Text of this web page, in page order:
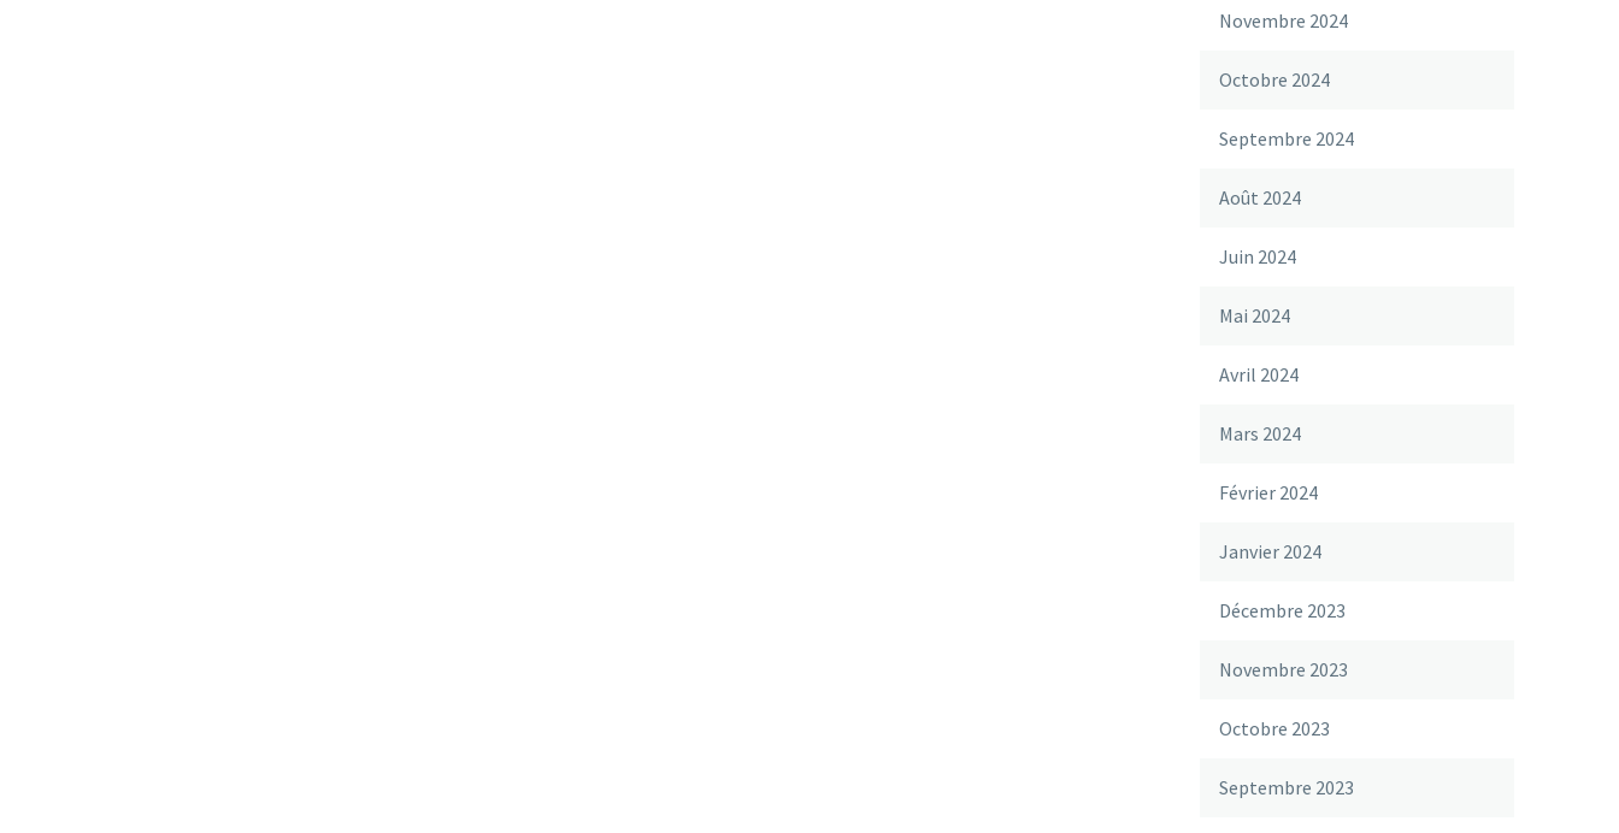
Novembre 2024
Octobre 2024
Septembre 2024
Août 2024
Juin 2024
Mai 2024
Avril 2024
Mars 2024
Février 2024
Janvier 2024
Décembre 2023
Novembre 2023
Octobre 2023
Septembre 2023